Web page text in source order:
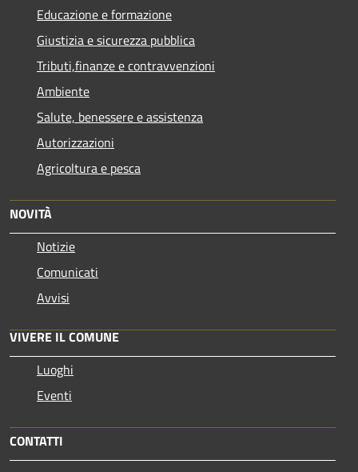
Educazione e formazione
Giustizia e sicurezza pubblica
Tributi,finanze e contravvenzioni
Ambiente
Salute, benessere e assistenza
Autorizzazioni
Agricoltura e pesca
NOVITÀ
Notizie
Comunicati
Avvisi
VIVERE IL COMUNE
Luoghi
Eventi
CONTATTI